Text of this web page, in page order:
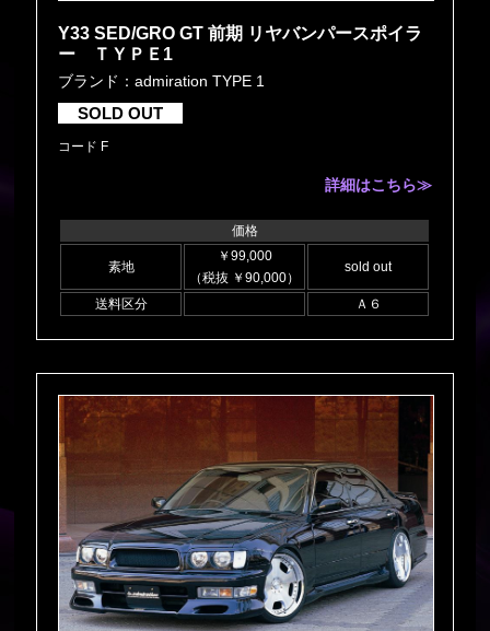
Y33 SED/GRO GT 前期 リヤバンパースポイラ
ー ＴＹＰＥ1
ブランド：admiration TYPE 1
SOLD OUT
コード F
詳細はこちら≫
価格
素地
￥99,000
（税抜 ￥90,000）
sold out
送料区分 Ａ６